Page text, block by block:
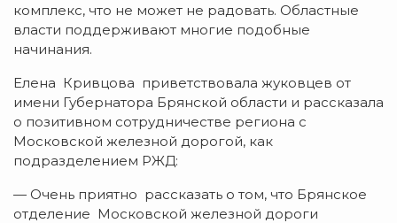
комплекс, что не может не радовать. Областные
власти поддерживают многие подобные
начинания.
Елена Кривцова приветствовала жуковцев от
имени Губернатора Брянской области и рассказала
о позитивном сотрудничестве региона с
Московской железной дорогой, как
подразделением РЖД:
— Очень приятно рассказать о том, что Брянское
отделение Московской железной дороги